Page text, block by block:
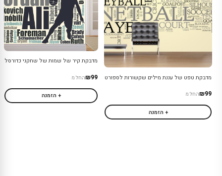
מדבקת טפט של עננת מילים שקשורות לספורט
₪99החל מ
+ הזמנה
מדבקת קיר של שמות של שחקני כדורסל
₪99החל מ
+ הזמנה